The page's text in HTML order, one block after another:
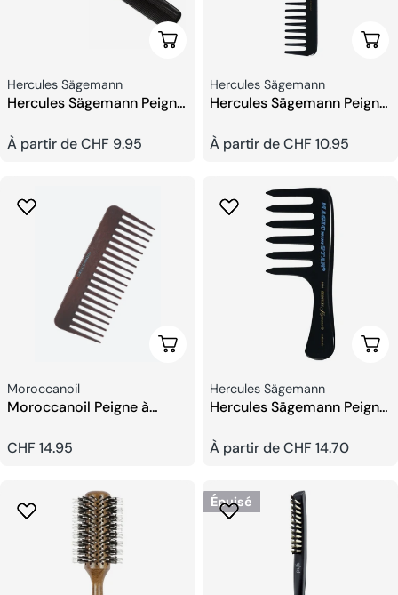
Choisissez Les Options
Fournisseur:
Hercules Sägemann
Hercules Sägemann Peigne
Prix
À partir de CHF 9.95
Fournisseur:
Hercules Sägemann
Hercules Sägemann Peigne
Prix
À partir de CHF 10.95
Ajouter Au Panier
Fournisseur:
Moroccanoil
Moroccanoil Peigne à
Prix
CHF 14.95
Fournisseur:
Hercules Sägemann
Hercules Sägemann Peigne
Prix
habituel
À partir de CHF 14.70
Épuisé